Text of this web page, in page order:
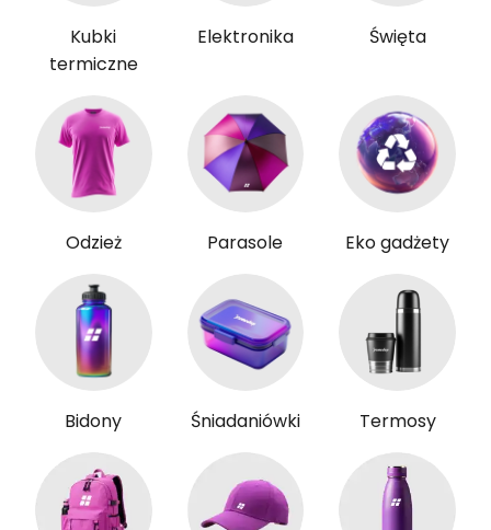
Kubki
termiczne
Elektronika Święta
Odzież Parasole Eko gadżety
Bidony Śniadaniówki Termosy